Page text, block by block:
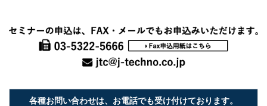
各種お問い合わせは、お電話でも受け付けております。